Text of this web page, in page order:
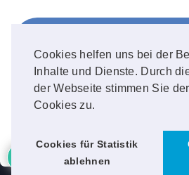
Cookies helfen uns bei der
Inhalte und Dienste. Durch
der Webseite stimmen Sie
Cookies zu.
Cookies für Statistik
ablehnen
FOLLOW ME!
Instagram
OUR PHOTOS!